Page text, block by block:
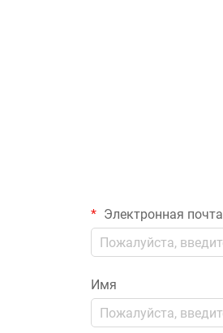
Электронная почта
Имя